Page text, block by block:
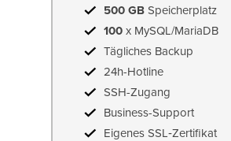
500 GB Speicherplatz
100 x MySQL/MariaDB
Tägliches Backup
24h-Hotline
SSH-Zugang
Business-Support
Eigenes SSL‑Zertifikat